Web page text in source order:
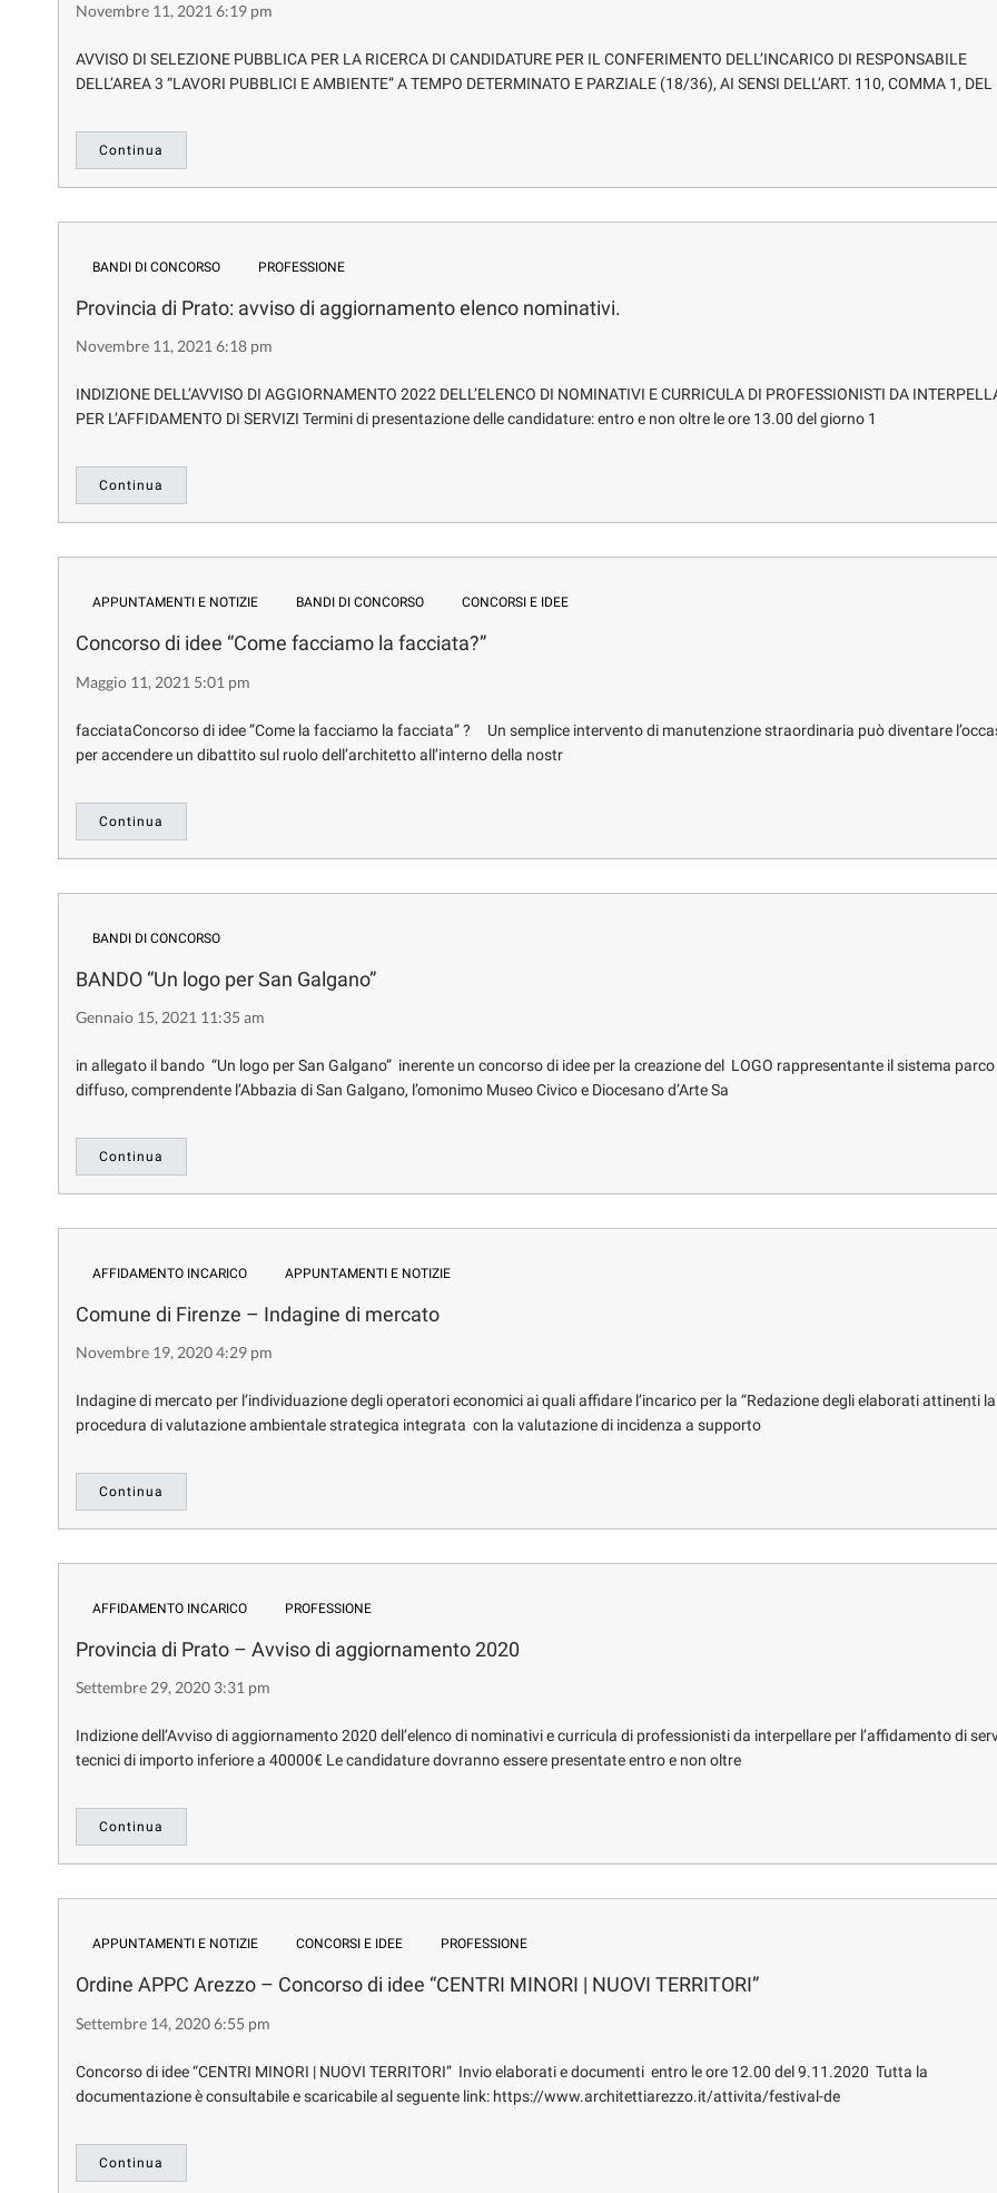
Novembre 11, 2021 6:19 pm
AVVISO DI SELEZIONE PUBBLICA PER LA RICERCA DI CANDIDATURE PER IL CONFERIMENTO DELL’INCARICO DI RESPONSABILE
DELL’AREA 3 “LAVORI PUBBLICI E AMBIENTE” A TEMPO DETERMINATO E PARZIALE (18/36), AI SENSI DELL’ART. 110, COMMA 1, DEL
Continua
BANDI DI CONCORSO PROFESSIONE
Provincia di Prato: avviso di aggiornamento elenco nominativi.
Novembre 11, 2021 6:18 pm
INDIZIONE DELL’AVVISO DI AGGIORNAMENTO 2022 DELL’ELENCO DI NOMINATIVI E CURRICULA DI PROFESSIONISTI DA
PER L’AFFIDAMENTO DI SERVIZI Termini di presentazione delle candidature: entro e non oltre le ore 13.00 del giorno 1
Continua
APPUNTAMENTI E NOTIZIE BANDI DI CONCORSO CONCORSI E IDEE
Concorso di idee “Come facciamo la facciata?”
Maggio 11, 2021 5:01 pm
facciataConcorso di idee ”Come la facciamo la facciata” ? Un semplice intervento di manutenzione straordinaria può diventare
per accendere un dibattito sul ruolo dell’architetto all’interno della nostr
Continua
BANDI DI CONCORSO
BANDO “Un logo per San Galgano”
Gennaio 15, 2021 11:35 am
in allegato il bando “Un logo per San Galgano” inerente un concorso di idee per la creazione del LOGO rappresentante il sistema parco
diffuso, comprendente l’Abbazia di San Galgano, l’omonimo Museo Civico e Diocesano d’Arte Sa
Continua
AFFIDAMENTO INCARICO APPUNTAMENTI E NOTIZIE
Comune di Firenze – Indagine di mercato
Novembre 19, 2020 4:29 pm
Indagine di mercato per l’individuazione degli operatori economici ai quali affidare l’incarico per la “Redazione degli elaborati attinenti la
procedura di valutazione ambientale strategica integrata con la valutazione di incidenza a supporto
Continua
AFFIDAMENTO INCARICO PROFESSIONE
Provincia di Prato – Avviso di aggiornamento 2020
Settembre 29, 2020 3:31 pm
Indizione dell’Avviso di aggiornamento 2020 dell’elenco di nominativi e curricula di professionisti da interpellare per l’affidamento di
tecnici di importo inferiore a 40000€ Le candidature dovranno essere presentate entro e non oltre
Continua
APPUNTAMENTI E NOTIZIE CONCORSI E IDEE PROFESSIONE
Ordine APPC Arezzo – Concorso di idee “CENTRI MINORI | NUOVI TERRITORI”
Settembre 14, 2020 6:55 pm
Concorso di idee “CENTRI MINORI | NUOVI TERRITORI” Invio elaborati e documenti entro le ore 12.00 del 9.11.2020 Tutta la
documentazione è consultabile e scaricabile al seguente link: https://www.architettiarezzo.it/attivita/festival-de
Continua